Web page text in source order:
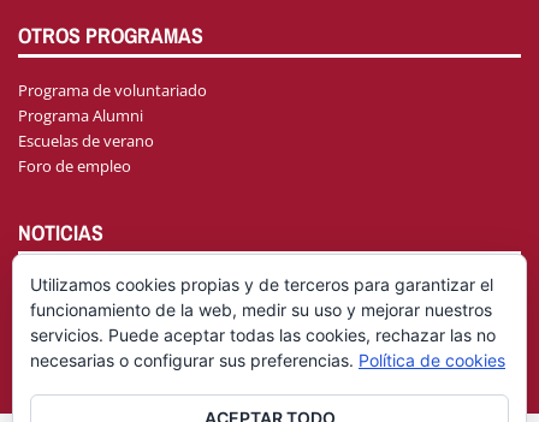
OTROS PROGRAMAS
Programa de voluntariado
Programa Alumni
Escuelas de verano
Foro de empleo
NOTICIAS
AGENDA
Utilizamos cookies propias y de terceros para garantizar el
funcionamiento de la web, medir su uso y mejorar nuestros
servicios. Puede aceptar todas las cookies, rechazar las no
necesarias o configurar sus preferencias. Política de cookies
ACEPTAR TODO